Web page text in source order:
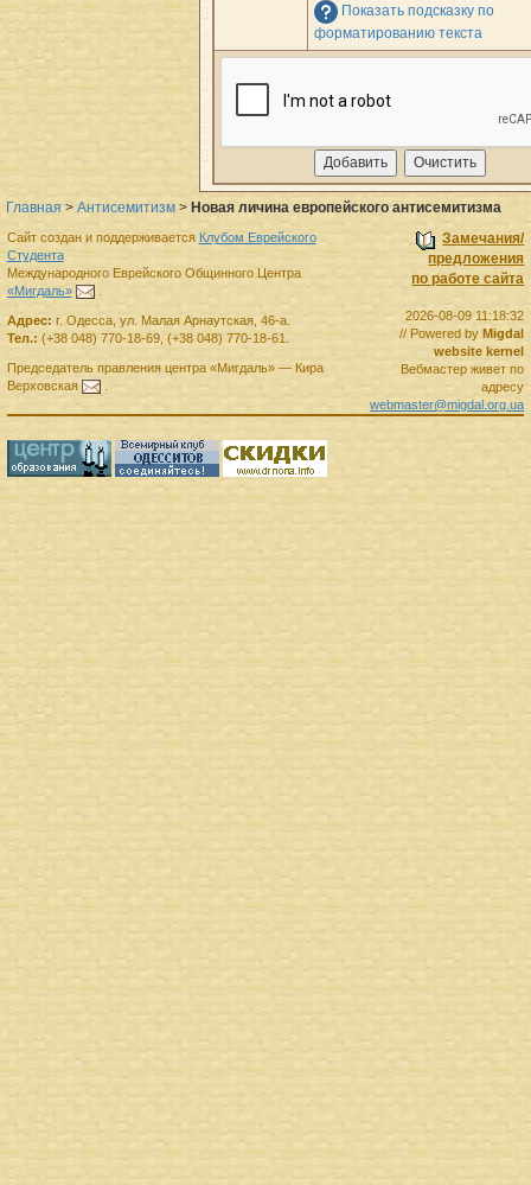
Показать подсказку по
форматированию текста
Главная > Антисемитизм > Новая личина европейского антисемитизма
Замечания/
предложения
по работе сайта
2026-08-09 11:18:32
// Powered by Migdal
website kernel
Вебмастер живет по
адресу
webmaster@migdal.org.ua
Сайт создан и поддерживается Клубом Еврейского
Студента
Международного Еврейского Общинного Центра
«Мигдаль»
Адрес: г. Одесса, ул. Малая Арнаутская, 46-а.
Тел.: (+38 048) 770-18-69, (+38 048) 770-18-61
Председатель правленияцентра «Мигдаль»— Кира
Верховская